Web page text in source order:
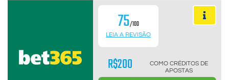
75/100
LEIA A REVISÃO
R$200
COMO CRÉDITOS DE
APOSTAS